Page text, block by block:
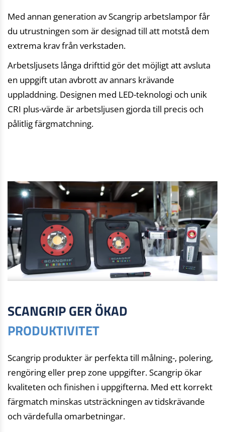
Med annan generation av Scangrip arbetslampor får
du utrustningen som är designad till att motstå dem
extrema krav från verkstaden.
Arbetsljusets långa drifttid gör det möjligt att avsluta
en uppgift utan avbrott av annars krävande
uppladdning. Designen med LED-teknologi och unik
CRI plus-värde är arbetsljusen gjorda till precis och
pålitlig färgmatchning.
SCANGRIP GER ÖKAD
PRODUKTIVITET
Scangrip produkter är perfekta till målning-, polering,
rengöring eller prep zone uppgifter. Scangrip ökar
kvaliteten och finishen i uppgifterna. Med ett korrekt
färgmatch minskas utsträckningen av tidskrävande
och värdefulla omarbetningar.